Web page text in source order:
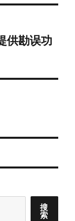
供勘误功
搜
索